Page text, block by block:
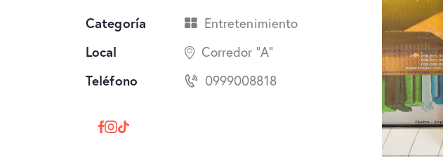
Categoría
Entretenimiento
Local
Corredor "A"
Teléfono
0999008818